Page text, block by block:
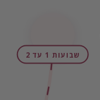
שבועות 1 עד 2